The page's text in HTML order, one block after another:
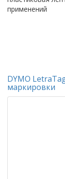
применений
DYMO
маркировки